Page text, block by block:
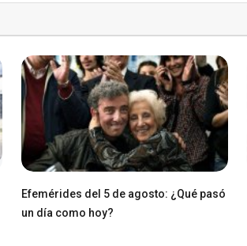
Efemérides del 5 de agosto: ¿Qué pasó
un día como hoy?